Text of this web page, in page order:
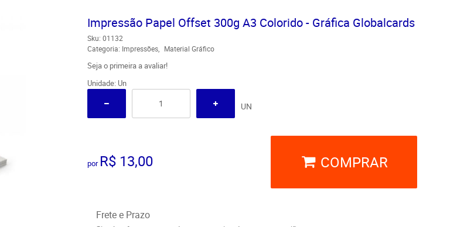
Impressão Papel Offset 300g A3 Colorido - Gráfica Globalcards
Sku: 01132
Categoria: Impressões Material Gráfico
Seja o primeira a avaliar!
Unidade: Un
UN
por R$ 13,00 COMPRAR
Frete e Prazo